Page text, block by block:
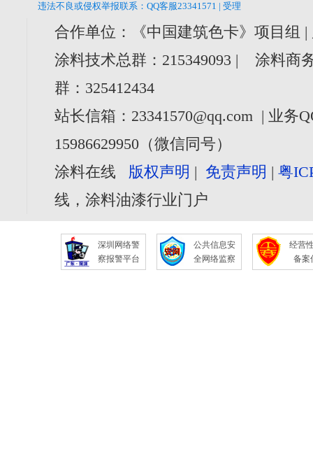
违法不良或侵权举报联系：QQ客服23341571 | 受理
合作单位：《中国建筑色卡》项目组
涂料技术总群：215349093 | 涂料商
群：325412434
站长信箱：23341570@qq.com | 业务
15986629950（微信同号）
涂料在线 版权声明 | 免责声明 |粤
线，涂料油漆行业门户
深圳网络警
察报警平台
公共信息安
全网络监察
经营
备案